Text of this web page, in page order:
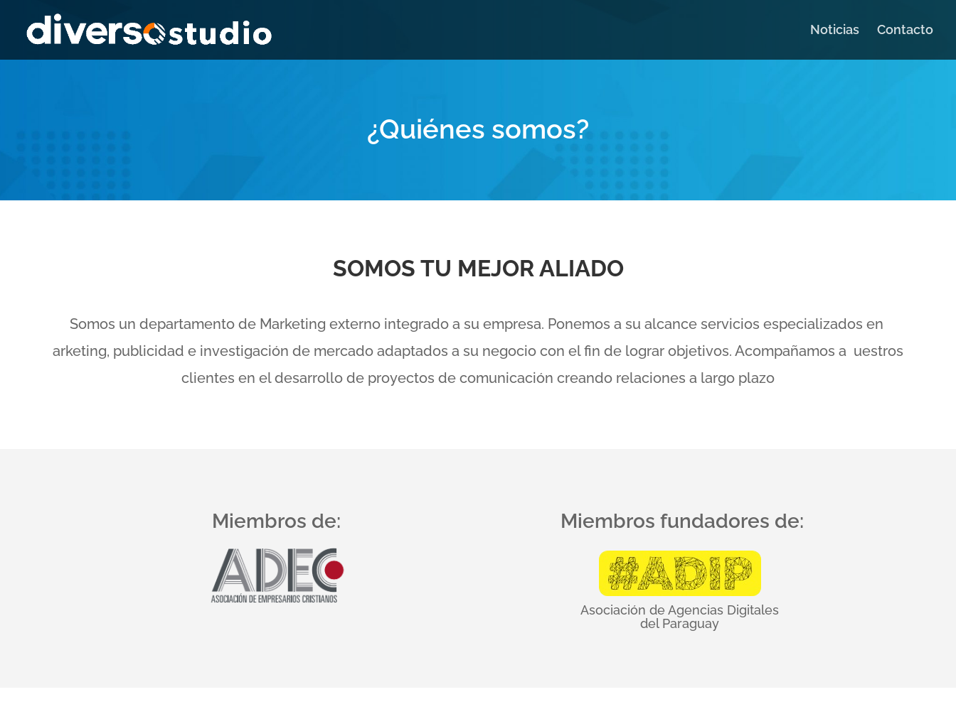
Noticias Contacto
¿Quiénes somos?
SOMOS TU MEJOR ALIADO
Somos un departamento de Marketing externo integrado a su empresa. Ponemos a su alcance servicios especializados en
arketing, publicidad e investigación de mercado adaptados a su negocio con el fin de lograr objetivos. Acompañamos a uestros
clientes en el desarrollo de proyectos de comunicación creando relaciones a largo plazo
Miembros de: Miembros fundadores de:
Asociación de Agencias Digitales
del Paraguay